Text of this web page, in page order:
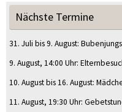
Nächste Termine
31. Juli bis9. August:
9. August, 14:00 Uhr:
10. Augustbis16. August:
11. August, 19:30 Uhr: